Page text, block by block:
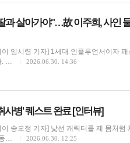
과 살아가야"…故 이주희, 사인
이 임시령 기자] 1세대 인플루언서이자
. …
2026.06.30. 14:36
사병' 퀘스트 완료 [인터뷰]
이 송오정 기자] 낯선 캐릭터를 제 몸처
…
2026.06.30. 12:25